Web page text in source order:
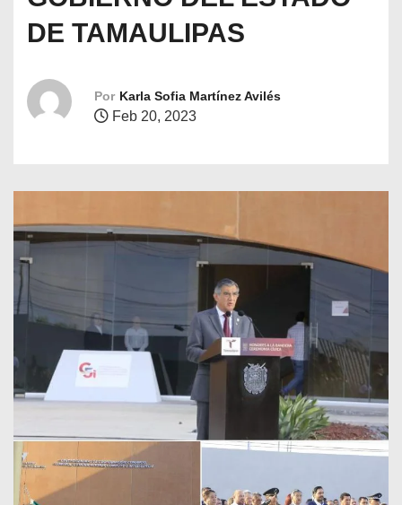
DE TAMAULIPAS
Por Karla Sofia Martínez Avilés
Feb 20, 2023